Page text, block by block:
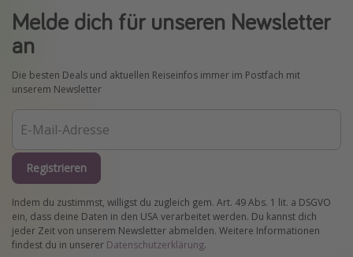
Melde dich für unseren Newsletter
an
Die besten Deals und aktuellen Reiseinfos immer im Postfach mit
unserem Newsletter
Registrieren
Indem du zustimmst, willigst du zugleich gem. Art. 49 Abs. 1 lit. a DSGVO
ein, dass deine Daten in den USA verarbeitet werden. Du kannst dich
jeder Zeit von unserem Newsletter abmelden. Weitere Informationen
findest du in unserer Datenschutzerklärung.